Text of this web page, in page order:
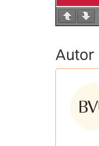
Autor